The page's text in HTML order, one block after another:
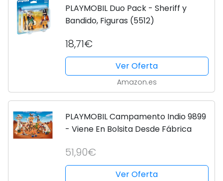
PLAYMOBIL Duo Pack - Sheriff y
Bandido, Figuras (5512)
18,71€
Ver Oferta
Amazon.es
PLAYMOBIL Campamento Indio 9899
- Viene En Bolsita Desde Fábrica
51,90€
Ver Oferta